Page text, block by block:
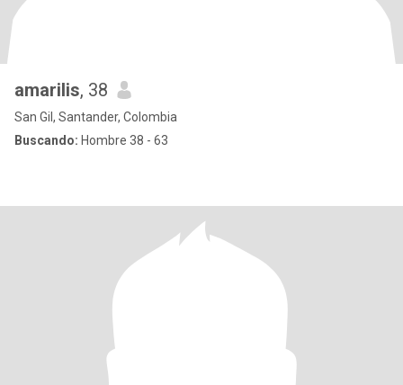
amarilis, 38
San Gil, Santander, Colombia
Buscando: Hombre 38 - 63